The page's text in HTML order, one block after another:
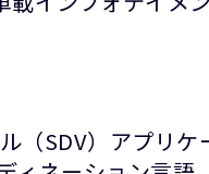
（SDV）アプリケ